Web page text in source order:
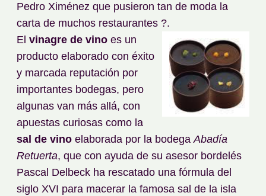
Pedro Ximénez que pusieron tan de moda la
carta de muchos restaurantes ?.
El vinagre de vino es un
producto elaborado con éxito
y marcada reputación por
importantes bodegas, pero
algunas van más allá, con
apuestas curiosas como la
sal de vino elaborada por la bodegaAbadía
Retuerta, que con ayuda de su asesor bordelés
Pascal Delbeck ha rescatado una fórmula del
siglo XVI para macerar la famosa sal de la isla